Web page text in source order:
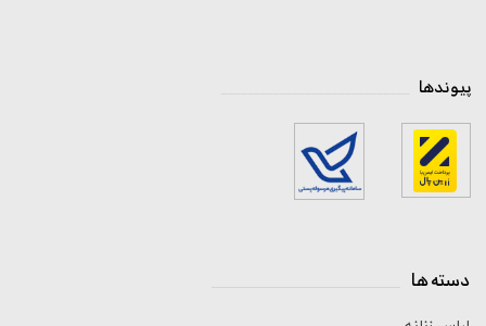
پیوندها
دسته ها